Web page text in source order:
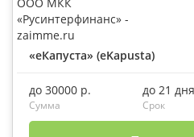
«еКапуста» (eKapusta)
до 30000 р.
Сумма
до 21 дня
Срок